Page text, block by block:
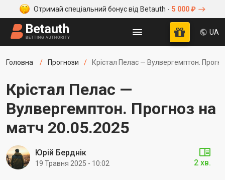
Отримай спеціальний бонус від Betauth - 5 000 ₽
UA
Головна Прогнози Крістал Пелас — Вулвергемптон.
Крістал Пелас —
Вулвергемптон. Прогноз на
матч 20.05.2025
Юрій Берднік
19 Травня 2025 - 10:02 2 хв.